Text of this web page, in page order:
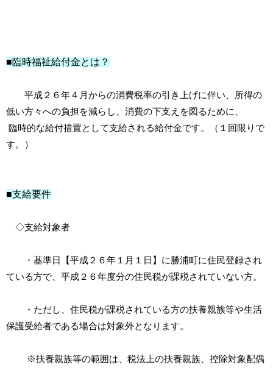
■臨時福祉給付金とは？
平成２６年４月からの消費税率の引き上げに伴い、所得の
低い方々への負担を減らし、消費の下支えを図るために、
臨時的な給付措置として支給される給付金です。（１回限りで
す。）
■支給要件
◇支給対象者
・基準日【平成２６年１月１日】に勝浦町に住民登録され
ている方で、平成２６年度分の住民税が課税されていない方。
・ただし、住民税が課税されている方の扶養親族等や生活
保護受給者である場合は対象外となります。
※扶養親族等の範囲は、税法上の扶養親族、控除対象配偶